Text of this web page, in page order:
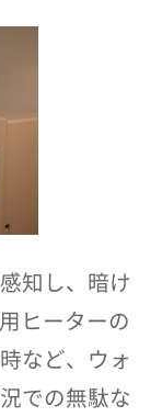
知し、暗け
ヒーターの
など、ウォ
での無駄な